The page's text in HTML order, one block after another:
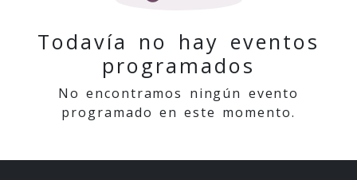
Todavía no hay eventos
programados
No encontramos ningún evento
programado en este momento.